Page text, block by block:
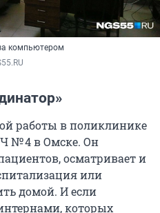
компьютером
работы в поликлинике
№ 4 в Омске. Он
осматривает и
или
домой. И если
которых